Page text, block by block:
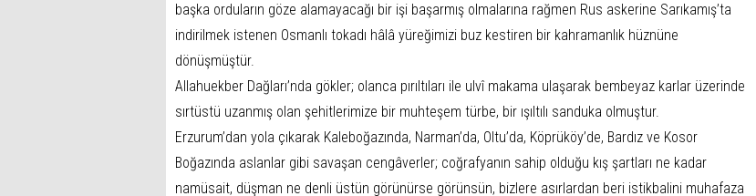
başka orduların göze alamayacağı bir işi başarmış olmalarına rağmen Rus askerine Sarıkamış’ta
indirilmek istenen Osmanlı tokadı hâlâ yüreğimizi buz kestiren bir kahramanlık hüznüne
dönüşmüştür.
Allahuekber Dağları’nda gökler; olanca pırıltıları ile ulvî makama ulaşarak bembeyaz karlar üzerinde
sırtüstü uzanmış olan şehitlerimize bir muhteşem türbe, bir ışıltılı sanduka olmuştur.
Erzurum’dan yola çıkarak Kaleboğazında, Narman’da, Oltu’da, Köprüköy’de, Bardız ve Kosor
Boğazında aslanlar gibi savaşan cengâverler; coğrafyanın sahip olduğu kış şartları ne kadar
namüsait, düşman ne denli üstün görünürse görünsün, bizlere asırlardan beri istikbalini muhafaza